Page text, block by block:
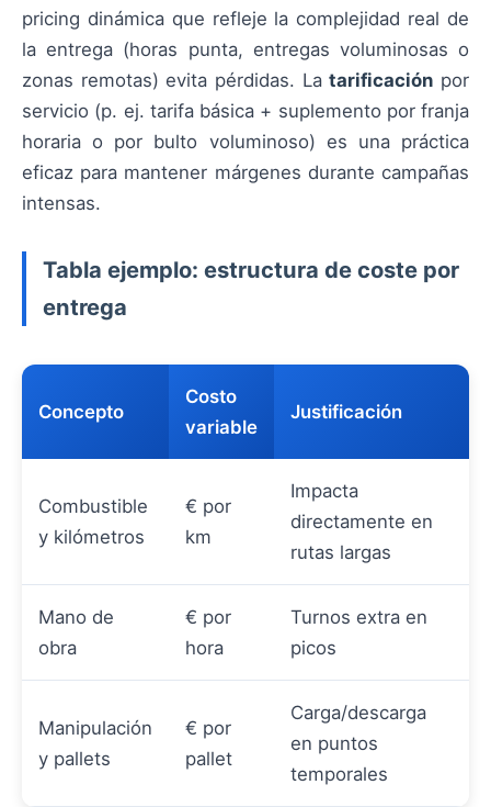
pricing dinámica que refleje la complejidad real de
la entrega (horas punta, entregas voluminosas o
zonas remotas) evita pérdidas. Latarificación por
servicio (p. ej. tarifa básica + suplemento por franja
horaria o por bulto voluminoso) es una práctica
eficaz para mantener márgenes durante campañas
intensas.
Tabla ejemplo: estructura de coste por
entrega
Concepto
Costo
variable
Justificación
Combustible
y kilómetros
€ por
km
Impacta
directamente en
rutas largas
Mano de
obra
€ por
hora
Turnos extra en
picos
Manipulación
y pallets
€ por
pallet
Carga/descarga
en puntos
temporales